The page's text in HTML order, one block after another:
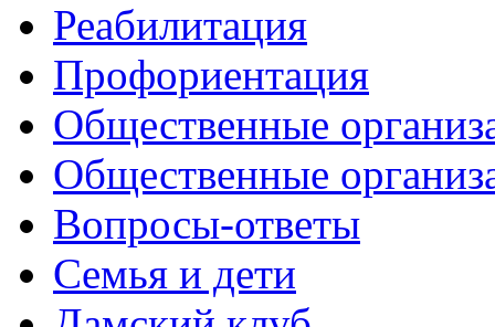
Реабилитация
Профориентация
Общественные
Общественные
Вопросы-ответы
Семья и дети